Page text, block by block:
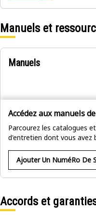
Manuels et
Manuels
Accédez aux manuels
Parcourez les catalogues
d'entretien dont vous avez
Ajouter Un NuméRo De
Accords et